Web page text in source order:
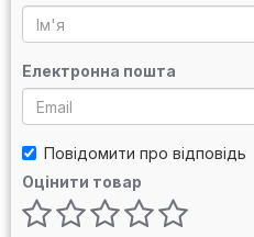
Електронна пошта
Повідомити про відповідь
Оцінити товар